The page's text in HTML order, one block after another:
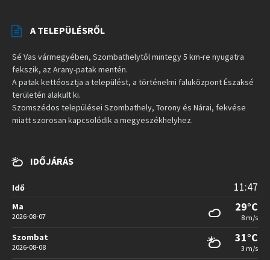
A TELEPÜLÉSRŐL
Sé Vas vármegyében, Szombathelytől mintegy 5 km-re nyugatra
fekszik, az Arany-patak mentén.
A patak kettéosztja a települést, a történelmi faluközpont Északsé
területén alakult ki.
Szomszédos települései Szombathely, Torony és Nárai, fekvése
miatt szorosan kapcsolódik a megyeszékhelyhez.
IDŐJÁRÁS
Idő 11:47
Ma
2026-08-07
29°C
8 m/s
Szombat
2026-08-08
31°C
3 m/s